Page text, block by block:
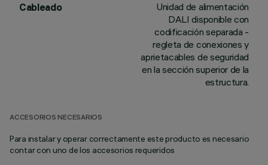
Cableado
Unidad de alimentación
DALI disponible con
codificación separada -
regleta de conexiones y
aprietacables de seguridad
en la sección superior de la
estructura.
ACCESORIOS NECESARIOS
Para instalar y operar correctamente este producto es necesario
contar con uno de los accesorios requeridos